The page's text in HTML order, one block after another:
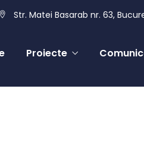
Str. Matei Basarab nr. 63,
Proiecte